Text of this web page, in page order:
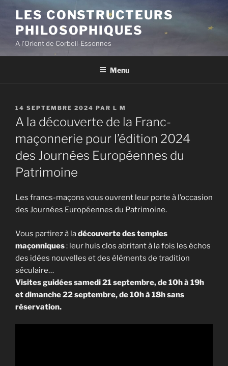
contenu
principal
LES CONSTRUCTEURS
PHILOSOPHIQUES
A l'Orient de Corbeil-Essonnes
Menu
PUBLIÉ
LE
14 SEPTEMBRE 2024 PAR L M
A la découverte de la Franc-
maçonnerie pour l’édition 2024
des Journées Européennes du
Patrimoine
Les francs-maçons vous ouvrent leur porte à l’occasion
des Journées Européennes du Patrimoine.
Vous partirez à ladécouverte des temples
maçonniques: leur huis clos abritant à la fois les échos
des idées nouvelles et des éléments de tradition
séculaire…
Visites guidées samedi 21 septembre, de 10h à 19h
et dimanche 22 septembre, de 10h à 18h sans
réservation.